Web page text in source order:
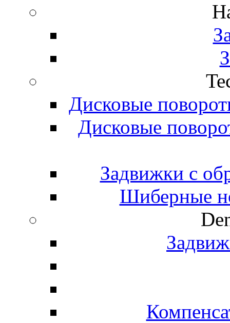
Дисковые
Дисковые
Задвижки с
Шиберные